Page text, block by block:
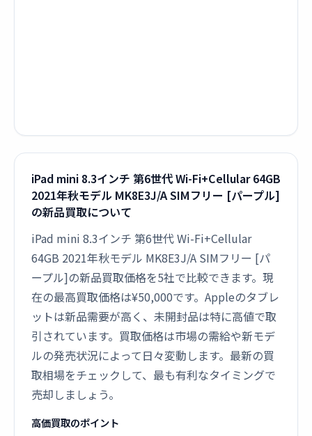
iPad mini 8.3インチ 第6世代 Wi-Fi+Cellular 64GB
2021年秋モデル MK8E3J/A SIMフリー [パープル]
の新品買取について
iPad mini 8.3インチ 第6世代 Wi-Fi+Cellular
64GB 2021年秋モデル MK8E3J/A SIMフリー [パ
ープル]の新品買取価格を5社で比較できます。現
在の最高買取価格は¥50,000です。Appleのタブレ
ットは新品需要が高く、未開封品は特に高値で取
引されています。買取価格は市場の需給や新モデ
ルの発売状況によって日々変動します。最新の買
取相場をチェックして、最も有利なタイミングで
売却しましょう。
高価買取のポイント